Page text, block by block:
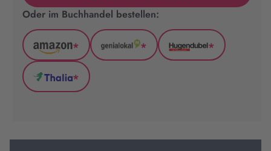
Oder im Buchhandel bestellen:
Amazon
(wird
in
neuem
*
GenialLokal
*
Hugendubel
*
Thalia
Tab
*